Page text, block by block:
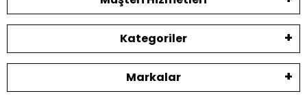
Kategoriler
Markalar